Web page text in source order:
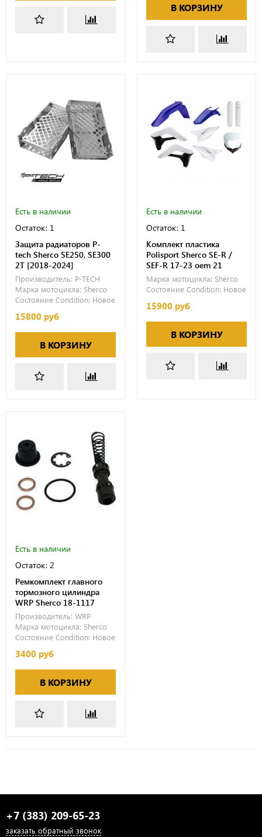
В КОРЗИНУ
Есть в наличии
Остаток: 1
Защита радиаторов P-
tech Sherco SE250, SE300
2T [2018-2024]
Производитель: P-TECH
Марка мотоцикла: Sherco
Состояние Condition: Новое
15800 руб
В КОРЗИНУ
Есть в наличии
Остаток: 1
Комплект пластика
Polisport Sherco SE-R /
SEF-R 17-23 oem 21
Марка мотоцикла: Sherco
Состояние Condition: Новое
15900 руб
В КОРЗИНУ
Есть в наличии
Остаток: 2
Ремкомплект главного
тормозного цилиндра
WRP Sherco 18-1117
Производитель: WRP
Марка мотоцикла: Sherco
Состояние Condition: Новое
3400 руб
В КОРЗИНУ
+7 (383) 209-65-23
заказать обратный звонок